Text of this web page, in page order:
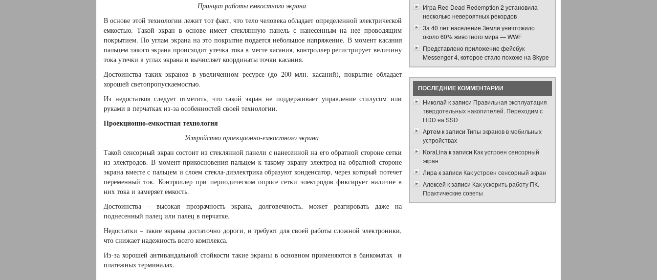
Принцип работы емкостного экрана
В основе этой технологии лежит тот факт, что тело человека обладает определенной электрической
емкостью. Такой экран в основе имеет стеклянную панель с нанесенным на нее проводящим
покрытием. По углам экрана на это покрытие подается небольшое напряжение. В момент касания
пальцем такого экрана происходит утечка тока в месте касания, контроллер регистрирует величину
тока утечки в углах экрана и вычисляет координаты точки касания.
Достоинства таких экранов в увеличенном ресурсе (до 200 млн. касаний), покрытие обладает
хорошей светопропускаемостью.
Из недостатков следует отметить, что такой экран не поддерживает управление стилусом или
руками в перчатках из-за особенностей своей технологии.
Проекционно-емкостная технология
Устройство проекционно-емкостного экрана
Такой сенсорный экран состоит из стеклянной панели с нанесенной на его обратной стороне сетки
из электродов. В момент прикосновения пальцем к такому экрану электрод на обратной стороне
экрана вместе с пальцем и слоем стекла-диэлектрика образуют конденсатор, через который потечет
переменный ток. Контроллер при периодическом опросе сетки электродов фиксирует наличие в
них тока и замеряет емкость.
Достоинства – высокая прозрачность экрана, долговечность, может реагировать даже на
поднесенный палец или палец в перчатке.
Недостатки – такие экраны достаточно дороги, и требуют для своей работы сложной электроники,
что снижает надежность всего комплекса.
Из-за хорошей антивандальной стойкости такие экраны в основном применяются в банкоматах и
платежных терминалах.
Игра Red Dead Redemption 2 установила
несколько невероятных рекордов
За 40 лет население Земли уничтожило
около 60% животного мира — WWF
Представлено приложение фейсбук
Messenger 4, которое стало похоже на Skype
ПОСЛЕДНИЕ КОММЕНТАРИИ
Николай к записи Правильная эксплуатация
твердотельных накопителей. Переходим с
HDD на SSD
Артемк записи Типы экранов в мобильных
устройствах
KoraLina к записи Как устроен сенсорный
экран
Лира к записи Как устроен сенсорный экран
Алексей к записи Как ускорить работу ПК.
Практические советы